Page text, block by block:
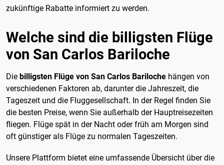
zukünftige Rabatte informiert zu werden.
Welche sind die billigsten Flüge
von San Carlos Bariloche
Die billigsten Flüge von San Carlos Bariloche hängen von
verschiedenen Faktoren ab, darunter die Jahreszeit, die
Tageszeit und die Fluggesellschaft. In der Regel finden Sie
die besten Preise, wenn Sie außerhalb der Hauptreisezeiten
fliegen. Flüge spät in der Nacht oder früh am Morgen sind
oft günstiger als Flüge zu normalen Tageszeiten.
Unsere Plattform bietet eine umfassende Übersicht über die